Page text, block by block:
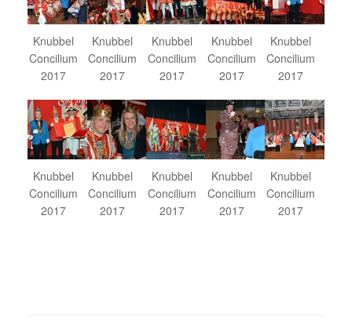
Knubbel
Concilium
2017
Knubbel
Concilium
2017
Knubbel
Concilium
2017
Knubbel
Concilium
2017
Knubbel
Concilium
2017
Knubbel
Concilium
2017
Knubbel
Concilium
2017
Knubbel
Concilium
2017
Knubbel
Concilium
2017
Knubbel
Concilium
2017